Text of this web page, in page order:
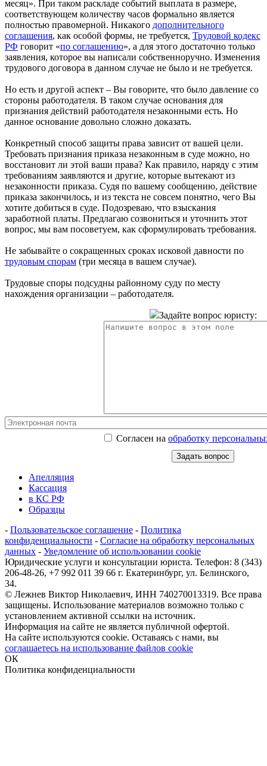
месяц». При таком раскладе событий выплата в размере,
соответствующем количеству часов формально является
полностью правомерной. Никакого дополнительного
соглашения, как особой формы, не требуется, Трудовой кодекс
РФ говорит «по соглашению», а для этого достаточно только
заявления, которое вы написали собственноручно. Изменения
трудового договора в данном случае не было и не требуется.
Но есть и другой аспект – Вы говорите, что было давление со
стороны работодателя. В таком случае основания для
признания действий работодателя незаконными есть. Но
данное основание довольно сложно доказать.
Конкретный способ защиты права зависит от вашей цели.
Требовать признания приказа незаконным в суде можно, но
восстановит ли этой ваши права? Как правило, наряду с этим
требованиям заявляются и другие, которые вытекают из
незаконности приказа. Судя по вашему сообщению, действие
приказа закончилось, и из текста не совсем понятно, чего Вы
хотите добиться в суде. Подозреваю, что взыскания
заработной платы. Предлагаю созвониться и уточнить этот
вопрос, мы вам посоветуем, как сформулировать требования.
Не забывайте о сокращенных сроках исковой давности по
трудовым спорам (три месяца в вашем случае).
Трудовые споры подсудны районному суду по месту
нахождения организации – работодателя.
Задайте вопрос юристу:
Согласен на обработку
Апелляция
Кассация
в КС РФ
Образцы
- Пользовательское соглашение - Политика
конфиденциальности - Согласие на обработку персональных
данных - Уведомление об использовании cookie
Юридические услуги и консультации юриста. Телефон: 8 (343)
206-48-26, +7 992 011 39 66 г. Екатеринбург, ул. Белинского,
34.
© Лежнев Виктор Николаевич, ИНН 740270013319. Все права
защищены. Использование материалов возможно только с
установлением активной ссылки на источник.
Информация на сайте не является публичной офертой.
На сайте используются cookie. Оставаясь с нами, вы
соглашаетесь на использование файлов cookie
ОК
Политика конфиденциальности